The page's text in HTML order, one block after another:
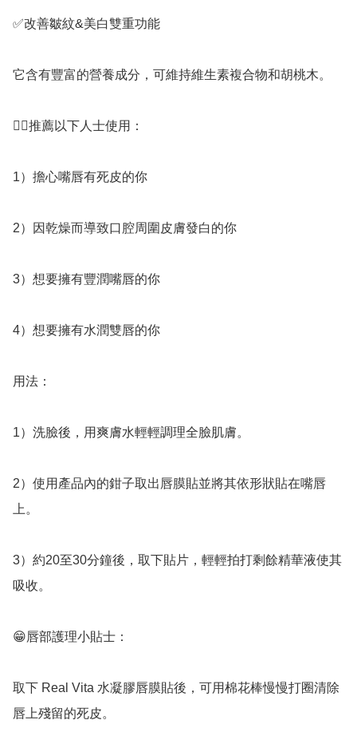
✅️改善皺紋&美白雙重功能
它含有豐富的營養成分，可維持維生素複合物和胡桃木。
👉🏻推薦以下人士使用：
1）擔心嘴唇有死皮的你
2）因乾燥而導致口腔周圍皮膚發白的你
3）想要擁有豐潤嘴唇的你
4）想要擁有水潤雙唇的你
用法：
1）洗臉後，用爽膚水輕輕調理全臉肌膚。
2）使用產品內的鉗子取出唇膜貼並將其依形狀貼在嘴唇
上。
3）約20至30分鐘後，取下貼片，輕輕拍打剩餘精華液使其
吸收。
😁唇部護理小貼士：
取下 Real Vita 水凝膠唇膜貼後，可用棉花棒慢慢打圈清除
唇上殘留的死皮。